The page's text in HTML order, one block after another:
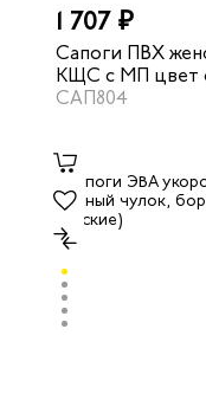
1 707 ₽
Сапоги ПВХ
КЩС с МП цвет
САП804